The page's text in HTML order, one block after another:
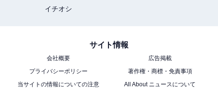
イチオシ
サイト情報
会社概要
広告掲載
プライバシーポリシー
著作権・商標・免責事項
当サイトの情報についての注意
All About ニュースについて